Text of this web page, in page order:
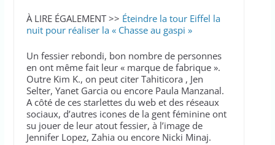
À LIRE ÉGALEMENT >> Éteindre la tour Eiffel la
nuit pour réaliser la « Chasse au gaspi »
Un fessier rebondi, bon nombre de personnes
en ont même fait leur « marque de fabrique ».
Outre Kim K., on peut citer Tahiticora , Jen
Selter, Yanet Garcia ou encore Paula Manzanal.
A côté de ces starlettes du web et des réseaux
sociaux, d’autres icones de la gent féminine ont
su jouer de leur atout fessier, à l’image de
Jennifer Lopez, Zahia ou encore Nicki Minaj.